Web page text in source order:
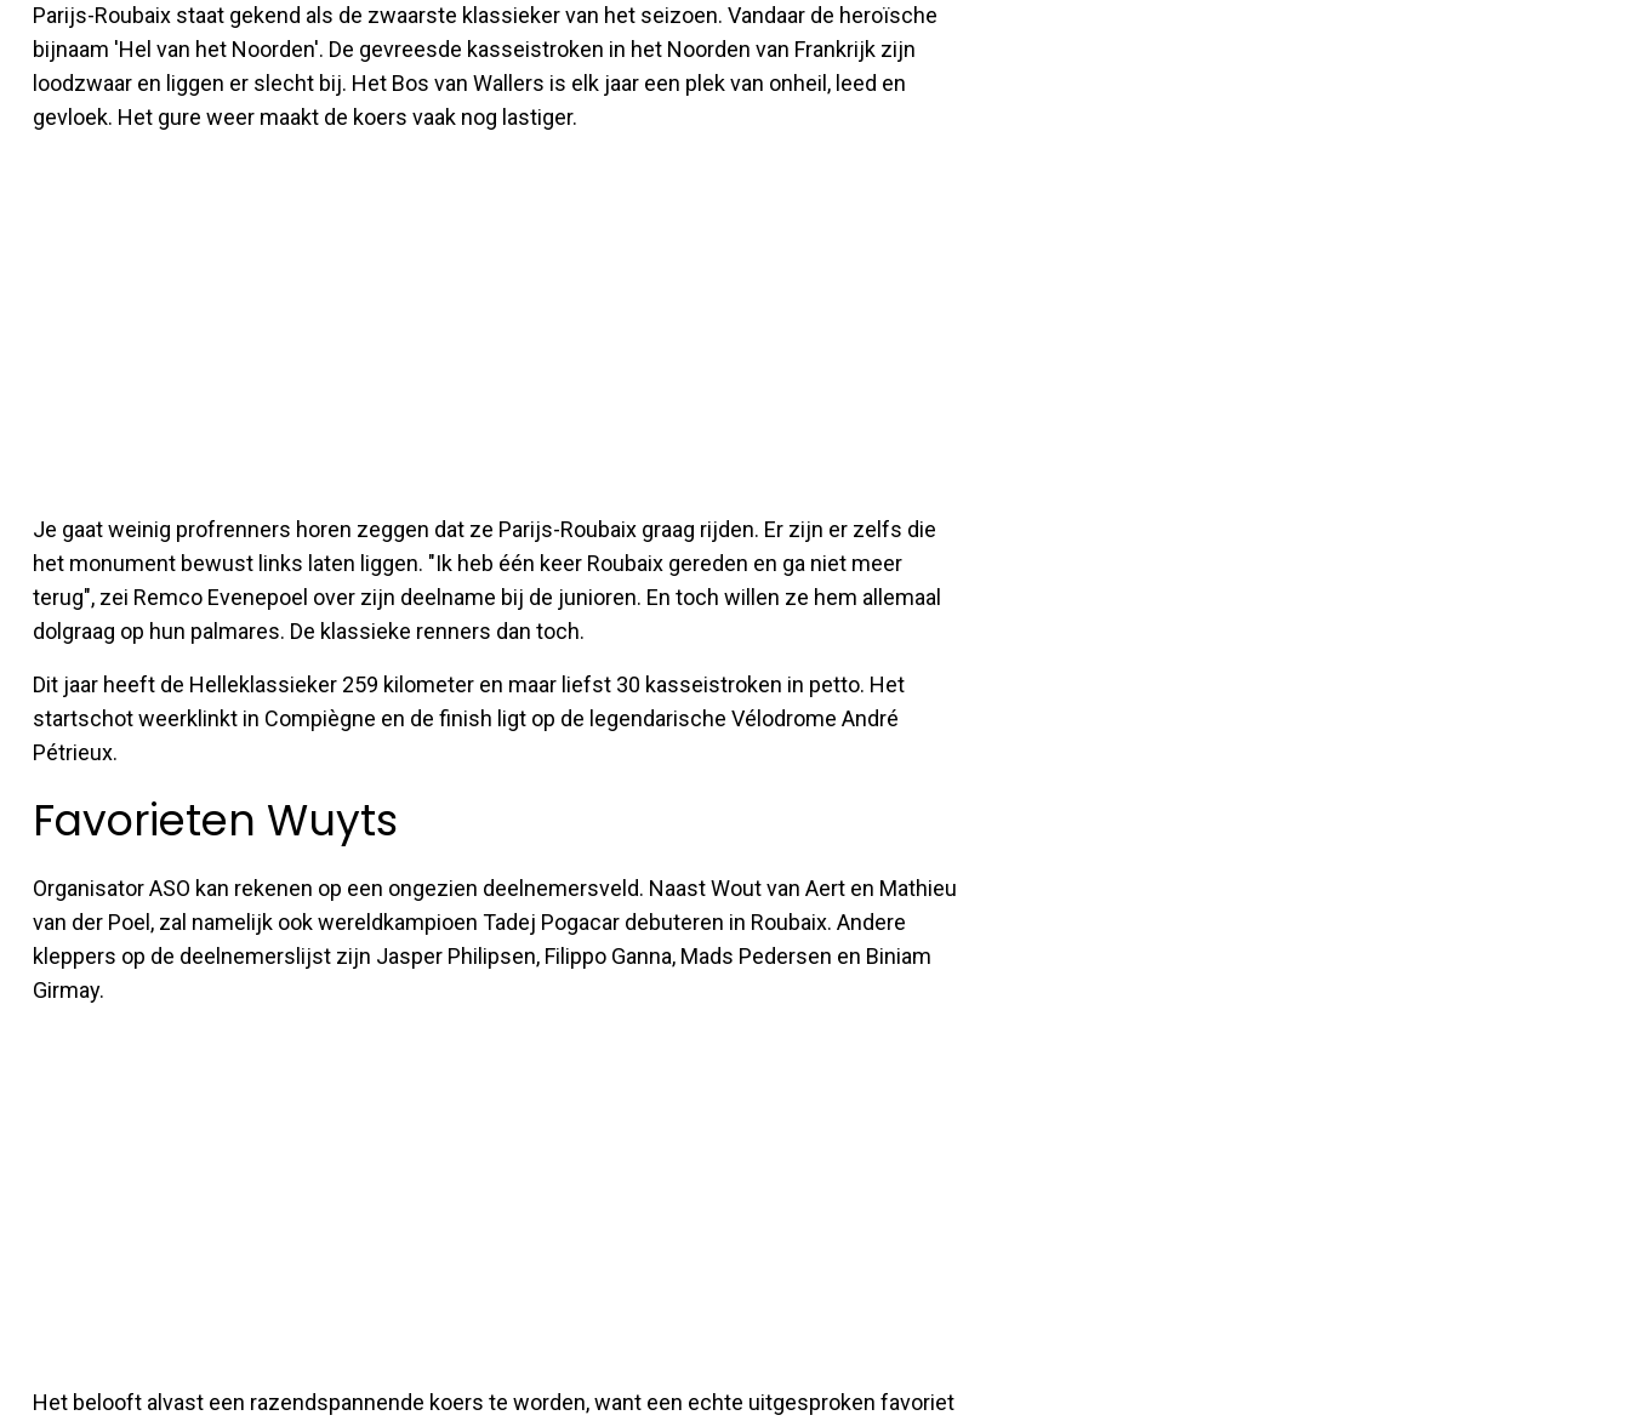
Parijs-Roubaix staat gekend als de zwaarste klassieker van het seizoen. Vandaar de heroïsche
bijnaam 'Hel van het Noorden'. De gevreesde kasseistroken in het Noorden van Frankrijk zijn
loodzwaar en liggen er slecht bij. Het Bos van Wallers is elk jaar een plek van onheil, leed en
gevloek. Het gure weer maakt de koers vaak nog lastiger.
Je gaat weinig profrenners horen zeggen dat ze Parijs-Roubaix graag rijden. Er zijn er zelfs die
het monument bewust links laten liggen. "Ik heb één keer Roubaix gereden en ga niet meer
terug", zei Remco Evenepoel over zijn deelname bij de junioren. En toch willen ze hem allemaal
dolgraag op hun palmares. De klassieke renners dan toch.
Dit jaar heeft de Helleklassieker 259 kilometer en maar liefst 30 kasseistroken in petto. Het
startschot weerklinkt in Compiègne en de finish ligt op de legendarische Vélodrome André
Pétrieux.
Favorieten Wuyts
Organisator ASO kan rekenen op een ongezien deelnemersveld. Naast Wout van Aert en Mathieu
van der Poel, zal namelijk ook wereldkampioen Tadej Pogacar debuteren in Roubaix. Andere
kleppers op de deelnemerslijst zijn Jasper Philipsen, Filippo Ganna, Mads Pedersen en Biniam
Girmay.
Het belooft alvast een razendspannende koers te worden, want een echte uitgesproken favoriet